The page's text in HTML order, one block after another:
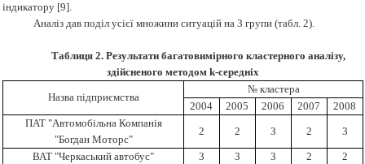
індикатору [9].
Аналіз дав поділ усієї множини ситуацій на 3 групи (табл. 2).
Таблиця 2. Результати багатовимірного кластерного аналізу,
здійсненого методом k-середніх
Назва підприємства
№ кластера
2004
2005 2006 2007
2008
ПАТ "Автомобільна Компанія
"Богдан Моторс"
2 2 3 2 3
ВАТ "Черкаський автобус" 3 3 3 2
2